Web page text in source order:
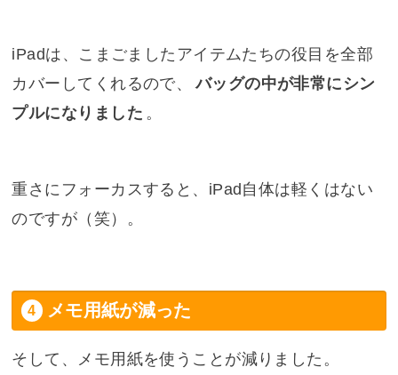
iPadは、こまごましたアイテムたちの役目を全部
カバーしてくれるので、
バッグの中が非常にシン
プルになりました 。
重さにフォーカスすると、iPad自体は軽くはない
のですが（笑）。
メモ用紙が減った
そして、メモ用紙を使うことが減りました。